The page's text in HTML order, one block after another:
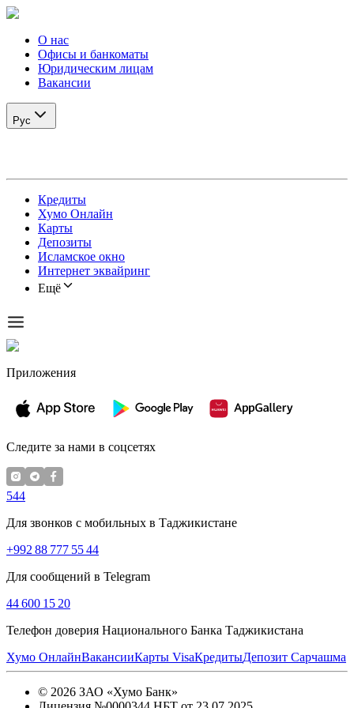
О нас
Офисы и банкоматы
Юридическим лицам
Вакансии
Рус
Кредиты
Хумо Онлайн
Карты
Депозиты
Исламское окно
Интернет эквайринг
Ещё
Приложения
Следите за нами в соцсетях
544
Для звонков с мобильных в Таджикистане
+992 88 777 55 44
Для сообщений в Telegram
44 600 15 20
Телефон доверия Национального Банка Таджикистана
Хумо ОнлайнВакансииКарты VisaКредитыДепозит Сарчашма
© 2026 ЗАО «Хумо Банк»